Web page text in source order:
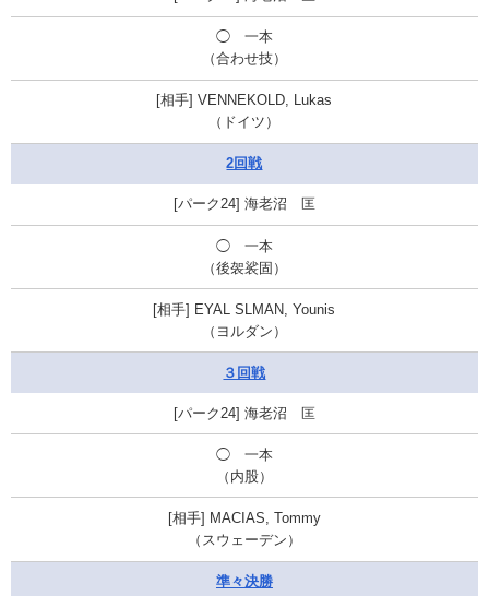
◯ 一本
（合わせ技）
VENNEKOLD, Lukas
（ドイツ）
2回戦
海老沼 匡
◯ 一本
（後袈裟固）
EYAL SLMAN, Younis
（ヨルダン）
３回戦
海老沼 匡
◯ 一本
（内股）
MACIAS, Tommy
（スウェーデン）
準々決勝